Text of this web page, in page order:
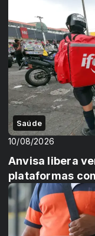
Saúde
10/08/2026
Anvisa libera
plataformas